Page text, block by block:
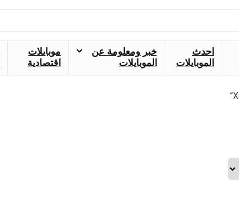
احدث
الموبايلات
خبر ومعلومة عن
الموبايلات
موبايلات
اقتصادية